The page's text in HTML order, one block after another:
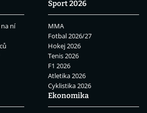
ní
Sport 2026
MMA
Fotbal 2026/27
Hokej 2026
Tenis 2026
F1 2026
Atletika 2026
Cyklistika 2026
Ekonomika